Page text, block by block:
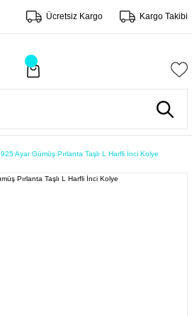
Ücretsiz Kargo Kargo Takibi
925 Ayar Gümüş Pırlanta Taşlı L Harfli İnci Kolye